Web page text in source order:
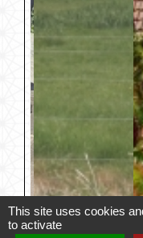
This site uses cookies
to activate